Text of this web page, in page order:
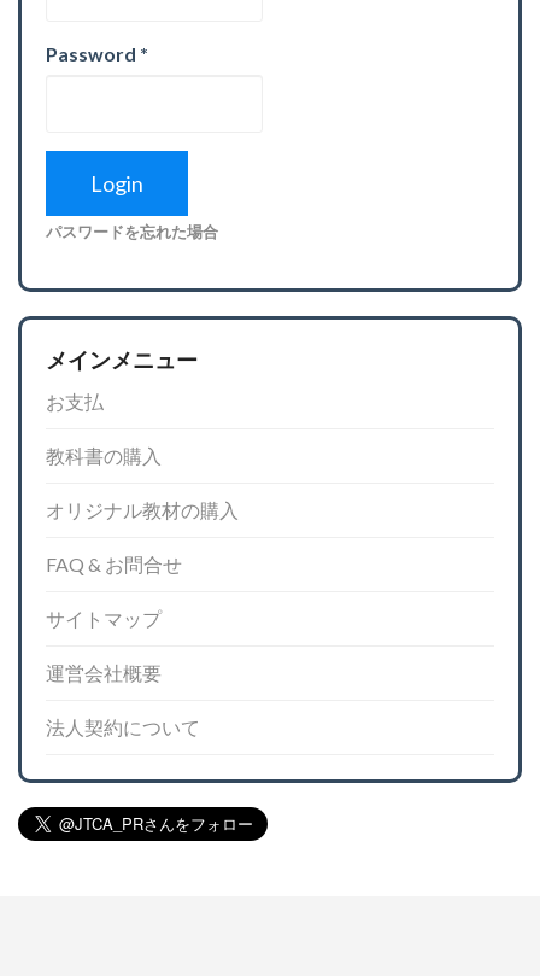
Password *
パスワードを忘れた場合
メインメニュー
お支払
教科書の購入
オリジナル教材の購入
FAQ & お問合せ
サイトマップ
運営会社概要
法人契約について